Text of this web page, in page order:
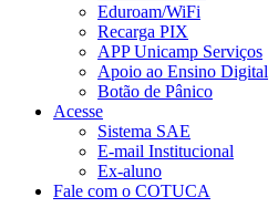
Eduroam/WiFi
Recarga PIX
APP Unicamp Serviços
Apoio ao Ensino Digital
Botão de Pânico
Acesse
Sistema SAE
E-mail Institucional
Ex-aluno
Fale com o COTUCA